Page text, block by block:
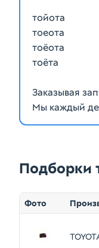
тойота
тоеота
тоёота
тоёта
Заказывая
Мы каждый
Подборки
Фото